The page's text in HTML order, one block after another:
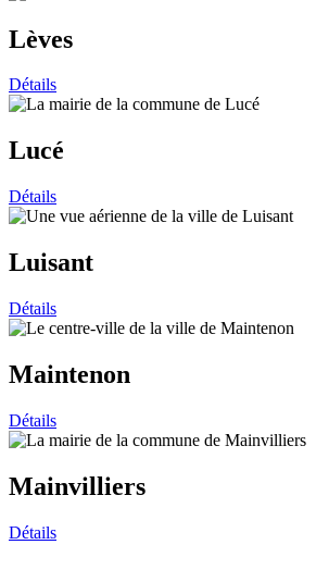
Lèves
Détails
Lucé
Détails
Luisant
Détails
Maintenon
Détails
Mainvilliers
Détails